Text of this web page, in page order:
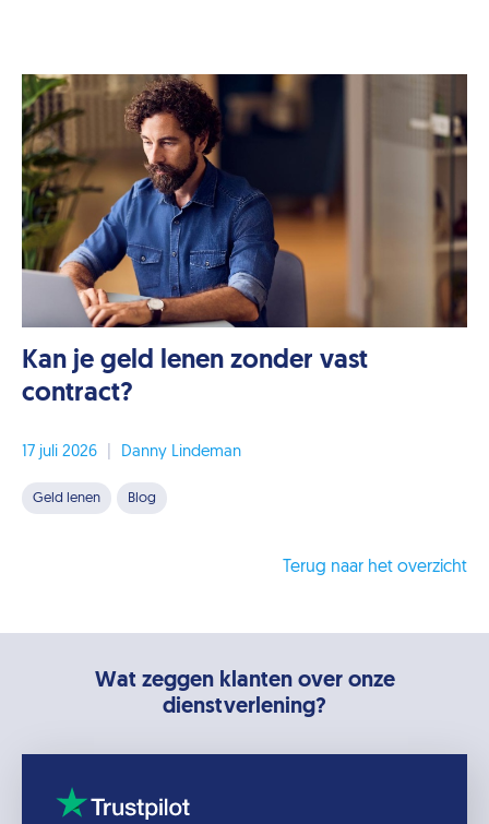
Kan je geld lenen zonder vast
contract?
17 juli 2026 Danny Lindeman
Geld lenen Blog
Terug naar het overzicht
Wat zeggen klanten over onze
dienstverlening?